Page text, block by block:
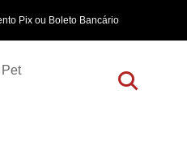
Pix ou Boleto Bancário